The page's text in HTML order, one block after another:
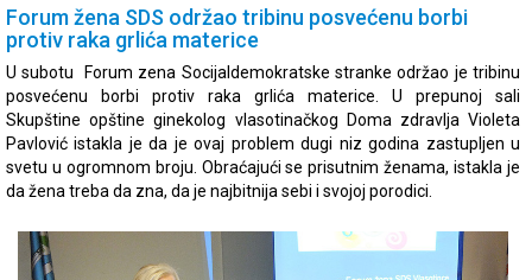
Forum žena SDS održao tribinu posvećenu borbi
protiv raka grlića materice
U subotu Forum zena Socijaldemokratske stranke održao je tribinu
posvećenu borbi protiv raka grlića materice. U prepunoj sali
Skupštine opštine ginekolog vlasotinačkog Doma zdravlja Violeta
Pavlović istakla je da je ovaj problem dugi niz godina zastupljen u
svetu u ogromnom broju. Obraćajući se prisutnim ženama, istakla je
da žena treba da zna, da je najbitnija sebi i svojoj porodici.